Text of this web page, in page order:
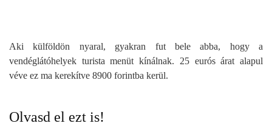
Aki külföldön nyaral, gyakran fut bele abba, hogy a
vendéglátóhelyek turista menüt kínálnak. 25 eurós árat alapul
véve ez ma kerekítve 8900 forintba kerül.
Olvasd el ezt is!